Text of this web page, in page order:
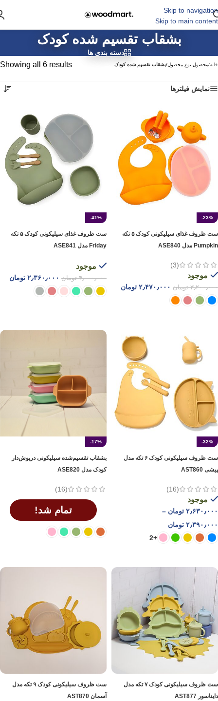
Skip to navigation
Skip to main content
بشقاب تقسیم شده کودک
دسته بندی ها
خانه/محصول نوع محصول/بشقاب تقسیم شده کودک Showing all 6 results
نمایش فیلترها
-23%
ست ظروف غذای سیلیکونی کودک ۵‌ تکه
Pumpkin مدل ASE840
(3)
موجود
۳٫۲۰۰٫۰۰۰ تومان ۲٫۴۷۰٫۰۰۰ تومان
-41%
ست ظروف غذای سیلیکونی کودک ۵ تکه
Friday مدل ASE841
موجود
۴٫۰۰۰٫۰۰۰ تومان ۲٫۳۶۰٫۰۰۰ تومان
-32%
ست ظروف سیلیکونی کودک ۶ تکه مدل
پیشی AST860
(16)
موجود
۲٫۶۳۰٫۰۰۰ تومان –
۲٫۳۹۰٫۰۰۰ تومان
+2
-17%
بشقاب تقسیم‌شده سیلیکونی درپوش‌دار
کودک مدل ASE820
(16)
تمام شد!
ست ظروف سیلیکونی کودک ۷ تکه مدل
دایناسور AST877
ست ظروف سیلیکونی کودک ۹ تکه مدل
آسمان AST870